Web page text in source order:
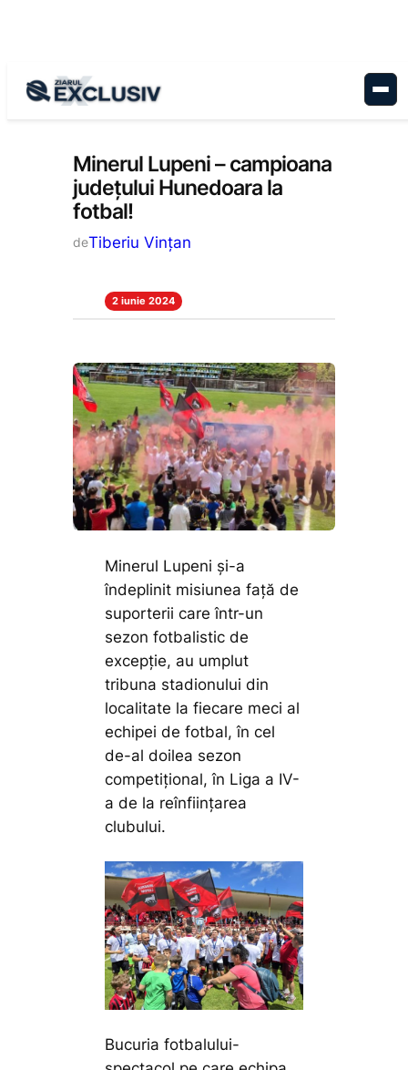
Stiri la zi
Minerul Lupeni – campioana
județului Hunedoara la
fotbal!
deTiberiu Vințan
2 iunie 2024
Minerul Lupeni și-a
îndeplinit misiunea față de
suporterii care într-un
sezon fotbalistic de
excepție, au umplut
tribuna stadionului din
localitate la fiecare meci al
echipei de fotbal, în cel
de-al doilea sezon
competițional, în Liga a IV-
a de la reînființarea
clubului.
Bucuria fotbalului-